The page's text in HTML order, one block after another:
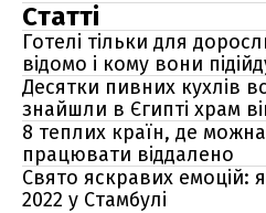
Статті
Готелі тільки для
відомо і кому вони
Десятки пивних кухлів
знайшли в Єгипті храм
8 теплих країн, де
працювати віддалено
Свято яскравих емоцій:
2022 у Стамбулі